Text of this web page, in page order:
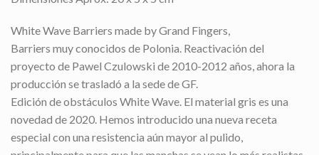
White Wave Barriers made by Grand Fingers,
Barriers muy conocidos de Polonia. Reactivación del
proyecto de Pawel Czulowski de 2010-2012 años, ahora la
producción se trasladó a la sede de GF.
Edición de obstáculos White Wave. El material gris es una
novedad de 2020. Hemos introducido una nueva receta
especial con una resistencia aún mayor al pulido,